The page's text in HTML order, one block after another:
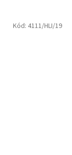
Kód: 4111/HLI/19